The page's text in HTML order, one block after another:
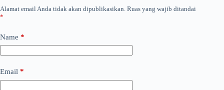
Alamat email Anda tidak akan dipublikasikan. Ruas yang wajib ditandai
*
Name *
Email *